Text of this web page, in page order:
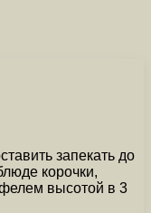
запекать до
корочки,
высотой в 3